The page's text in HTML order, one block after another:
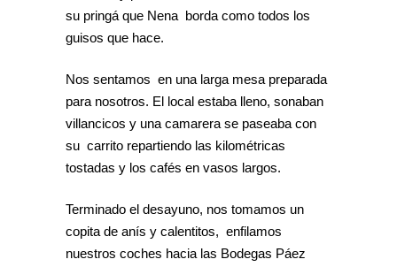
su pringá que Nena borda como todos los
guisos que hace.
Nos sentamos en una larga mesa preparada
para nosotros. El local estaba lleno, sonaban
villancicos y una camarera se paseaba con
su carrito repartiendo las kilométricas
tostadas y los cafés en vasos largos.
Terminado el desayuno, nos tomamos un
copita de anís y calentitos, enfilamos
nuestros coches hacia las Bodegas Páez